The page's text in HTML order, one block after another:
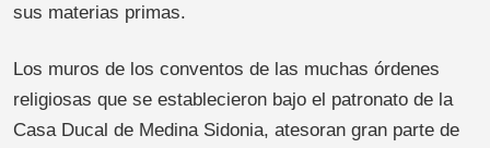
sus materias primas.
Los muros de los conventos de las muchas órdenes
religiosas que se establecieron bajo el patronato de la
Casa Ducal de Medina Sidonia, atesoran gran parte de